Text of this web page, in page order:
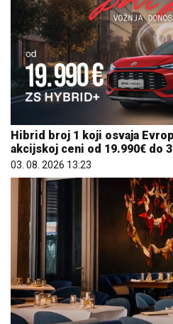
Hibrid broj 1 koji osvaja
akcijskoj ceni od 19.990€ do
03. 08. 2026 13:23